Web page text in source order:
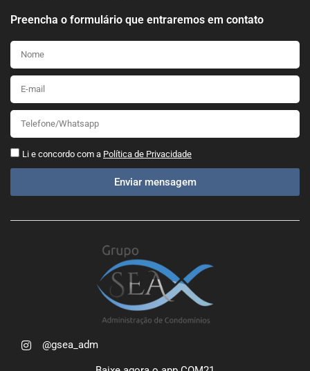
Preencha o formulário que entraremos em contato
Li e concordo com a Política de Privacidade
Enviar mensagem
@gsea_adm